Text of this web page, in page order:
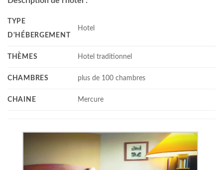
TYPE
D'HÉBERGEMENT
Hotel
THÈMES Hotel traditionnel
CHAMBRES plus de 100 chambres
CHAINE Mercure